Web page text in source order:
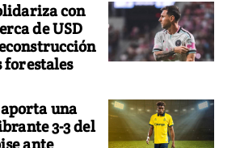
con
de USD
forestales
una
3-3 del
ante